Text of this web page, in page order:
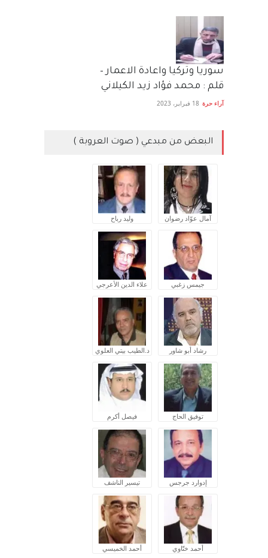
سوريا وتركيا واعادة الاعمار –
قلم : محمد فؤاد زيد الكيلاني
آراء حرة 18 فبراير، 2023
البعض من مبدعي ( صوت العروبة )
آمال عوّاد رضوان وليد رباح
جيمس زغبي علاء الدين الأعرجي
رشاد أبو شاور د.الطيب بيتي العلوي
توفيق الحاج فيصل أكرم
إدوارد جرجس تيسير الناشف
أحمد ختّاوي أحمد الخميسي